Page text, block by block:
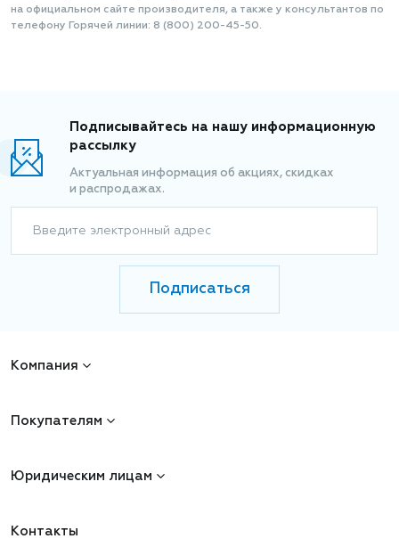
на официальном сайте производителя, а также у консультантов по
телефону Горячей линии: 8 (800) 200-45-50.
Подписывайтесь на нашу информационную
рассылку
Актуальная информация об акциях, скидках
и распродажах.
Введите электронный адрес
Подписаться
Компания
Покупателям
Юридическим лицам
Контакты